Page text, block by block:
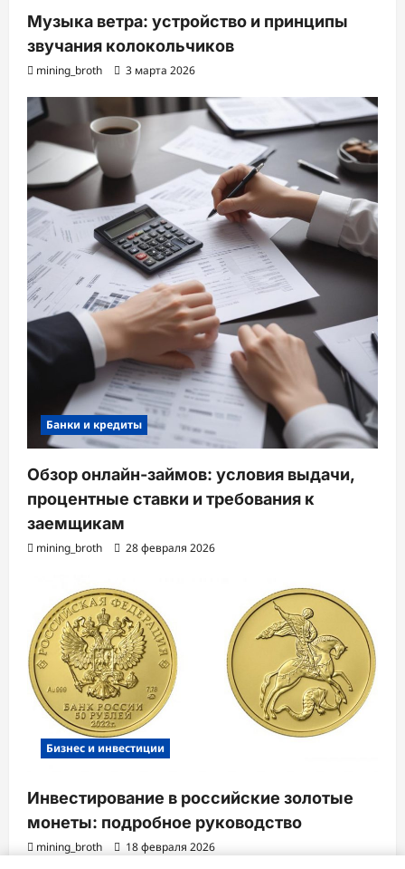
Музыка ветра: устройство и принципы
звучания колокольчиков
mining_broth 3 марта 2026
Банки и кредиты
Обзор онлайн-займов: условия выдачи,
процентные ставки и требования к
заемщикам
mining_broth 28 февраля 2026
Бизнес и инвестиции
Инвестирование в российские золотые
монеты: подробное руководство
mining_broth 18 февраля 2026